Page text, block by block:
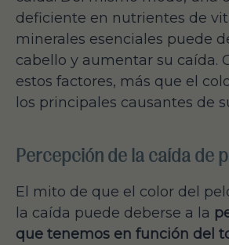
deficiente en nutrientes de
minerales esenciales puede
cabello y aumentar su caída.
estos factores, más que el
los principales causantes de
Percepción de la caída de
El mito de que el color del
la caída puede deberse a la
que tenemos en función del